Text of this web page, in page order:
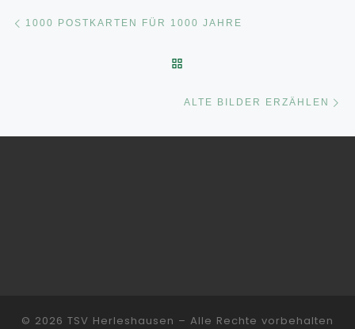
Beitragsnavigation
1000 POSTKARTEN FÜR 1000 JAHRE
ALTE BILDER ERZÄHLEN
© 2026 TSV Herleshausen – Alle Rechte vorbehalten